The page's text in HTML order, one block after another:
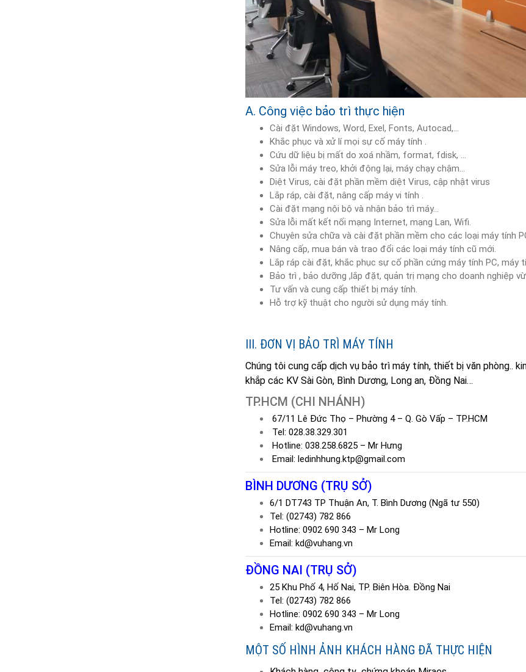
A. Công việc bảo trì thực hiện
Cài đặt Windows, Word, Exel, Fonts, Autocad,…
Khắc phục và xử lí mọi sự cố máy tính .
Cứu dữ liệu bị mất do xoá nhầm, format, fdisk, …
Sửa lỗi máy treo, khởi động lại, máy chạy chậm…
Diệt Virus, cài đặt phần mềm diệt Virus, cập nhật virus
Lắp ráp, cài đặt, nâng cấp máy vi tính .
Cài đặt mạng nội bộ và nhận bảo trì máy…
Sửa lỗi mất kết nối mạng Internet, mạng Lan, Wifi.
Chuyên sửa chữa và cài đặt phần mềm cho các loại máy tính
Nâng cấp, mua bán và trao đổi các loại máy tính cũ mới.
Lắp ráp cài đặt, khắc phục sự cố phần cứng máy tính PC, máy
Bảo trì , bảo dưỡng ,lắp đặt, quản trị mạng cho doanh nghiệp
Tư vấn và cung cấp thiết bị máy tính.
Hỗ trợ kỹ thuật cho người sử dụng máy tính.
III. ĐƠN VỊ BẢO TRÌ MÁY TÍNH
Chúng tôi cung cấp dịch vụ bảo trì máy tính, thiết bị văn phòng..
khắp các KV Sài Gòn, Bình Dương, Long an, Đồng Nai…
TP.HCM (CHI NHÁNH)
67/11 Lê Đức Thọ – Phường 4 – Q. Gò Vấp – TP.HCM
Tel: 028.38.329.301
Hotline: 038.258.6825 – Mr Hưng
Email: ledinhhung.ktp@gmail.com
BÌNH DƯƠNG (TRỤ SỞ)
6/1 DT743 TP Thuận An, T. Bình Dương (Ngã tư 550)
Tel: (02743) 782 866
Hotline: 0902 690 343 – Mr Long
Email: kd@vuhang.vn
ĐỒNG NAI (TRỤ SỞ)
25 Khu Phố 4, Hố Nai, TP. Biên Hòa. Đồng Nai
Tel: (02743) 782 866
Hotline: 0902 690 343 – Mr Long
Email: kd@vuhang.vn
MỘT SỐ HÌNH ẢNH KHÁCH HÀNG ĐÃ THỰC HIỆN